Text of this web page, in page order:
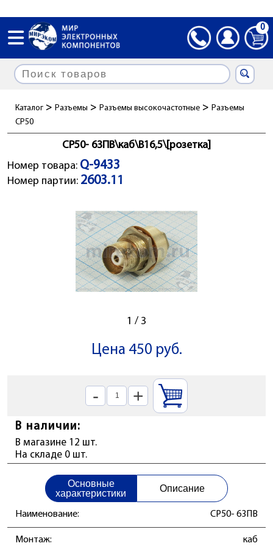
0
Каталог > Разъемы > Разъемы высокочастотные > Разъемы
СР50
СР50- 63ПВ\каб\B16,5\[розетка]
Номер товара: Q-9433
Номер партии: 2603.11
1 / 3
Цена 450 руб.
- +
В наличии:
В магазине 12 шт.
На складе 0 шт.
Основные
характеристики
Описание
Наименование: СР50- 63ПВ
Монтаж: каб